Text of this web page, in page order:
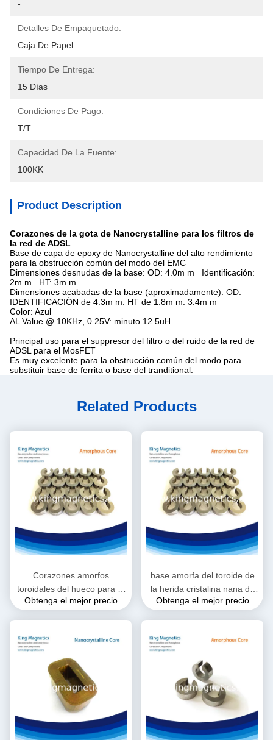
-
Detalles De Empaquetado:
Caja De Papel
Tiempo De Entrega:
15 Días
Condiciones De Pago:
T/T
Capacidad De La Fuente:
100KK
Product Description
Corazones de la gota de Nanocrystalline para los filtros de
la red de ADSL
Base de capa de epoxy de Nanocrystalline del alto rendimiento
para la obstrucción común del modo del EMC
Dimensiones desnudas de la base: OD: 4.0m m Identificación:
2m m HT: 3m m
Dimensiones acabadas de la base (aproximadamente): OD:
IDENTIFICACIÓN de 4.3m m: HT de 1.8m m: 3.4m m
Color: Azul
AL Value @ 10KHz, 0.25V: minuto 12.5uH
Principal uso para el suppresor del filtro o del ruido de la red de
ADSL para el MosFET
Es muy excelente para la obstrucción común del modo para
substituir base de ferrita o base del tranditional.
Related Products
Corazones amorfos
toroidales del hueco para el
sensor del pasillo
Obtenga el mejor precio
base amorfa del toroide de
la herida cristalina nana de
la tira del Pasillo-sensor con
Obtenga el mejor precio